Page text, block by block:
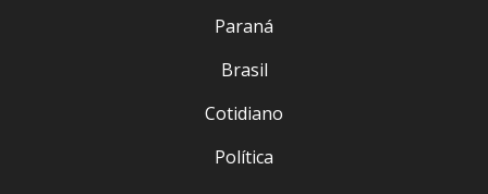
Paraná
Brasil
Cotidiano
Política